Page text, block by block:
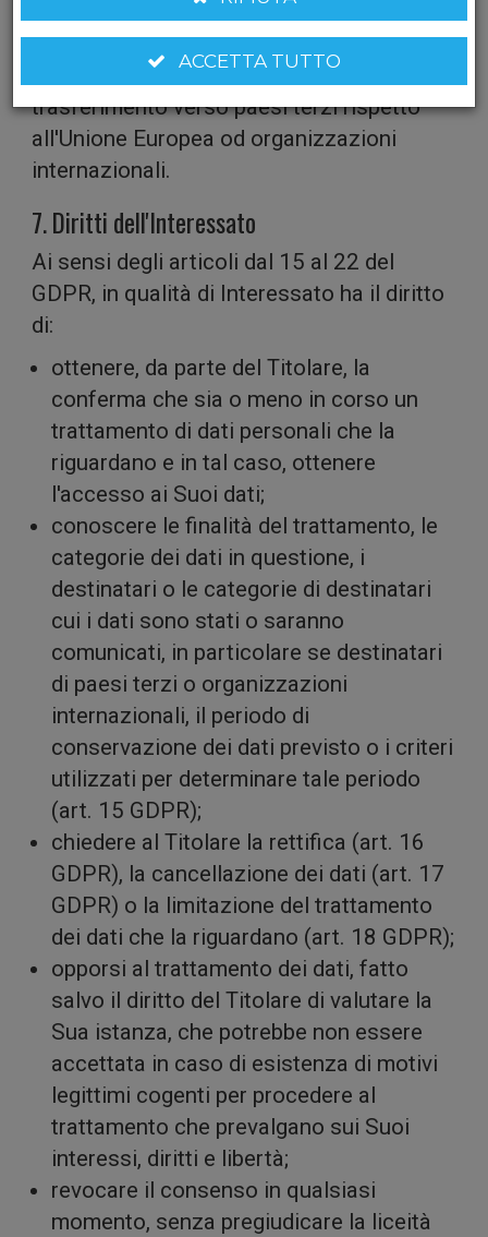
e fiscali.
I dati personali non saranno oggetto di
trasferimento verso paesi terzi rispetto
all'Unione Europea od organizzazioni
internazionali.
7. Diritti dell'Interessato
Ai sensi degli articoli dal 15 al 22 del
GDPR, in qualità di Interessato ha il diritto
di:
ottenere, da parte del Titolare, la
conferma che sia o meno in corso un
trattamento di dati personali che la
riguardano e in tal caso, ottenere
l'accesso ai Suoi dati;
conoscere le finalità del trattamento, le
categorie dei dati in questione, i
destinatari o le categorie di destinatari
cui i dati sono stati o saranno
comunicati, in particolare se destinatari
di paesi terzi o organizzazioni
internazionali, il periodo di
conservazione dei dati previsto o i criteri
utilizzati per determinare tale periodo
(art. 15 GDPR);
chiedere al Titolare la rettifica (art. 16
GDPR), la cancellazione dei dati (art. 17
GDPR) o la limitazione del trattamento
dei dati che la riguardano (art. 18 GDPR);
opporsi al trattamento dei dati, fatto
salvo il diritto del Titolare di valutare la
Sua istanza, che potrebbe non essere
accettata in caso di esistenza di motivi
legittimi cogenti per procedere al
trattamento che prevalgano sui Suoi
interessi, diritti e libertà;
revocare il consenso in qualsiasi
momento, senza pregiudicare la liceità
per i
social
ACCETTA TUTTO